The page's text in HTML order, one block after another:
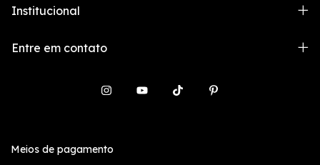
Institucional
Entre em contato
Meios de pagamento